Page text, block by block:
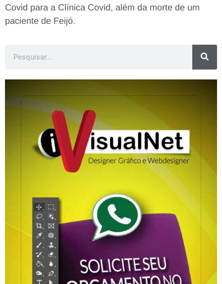
Covid para a Clínica Covid, além da morte de um
paciente de Feijó.